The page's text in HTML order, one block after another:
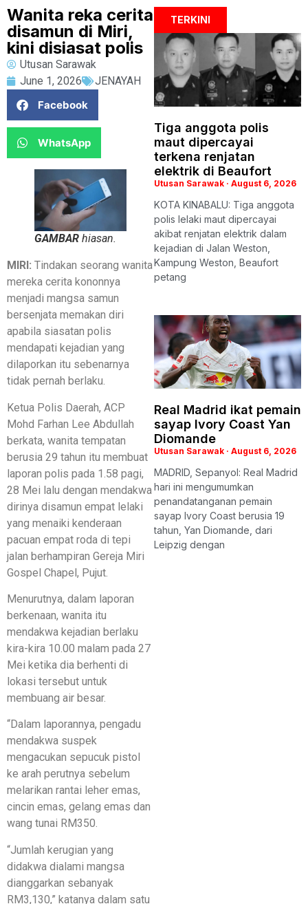
Wanita reka cerita
disamun di Miri,
kini disiasat polis
Utusan Sarawak
June 1, 2026
JENAYAH
Facebook
WhatsApp
GAMBAR hiasan.
MIRI: Tindakan seorang wanita
mereka cerita kononnya
menjadi mangsa samun
bersenjata memakan diri
apabila siasatan polis
mendapati kejadian yang
dilaporkan itu sebenarnya
tidak pernah berlaku.
Ketua Polis Daerah, ACP
Mohd Farhan Lee Abdullah
berkata, wanita tempatan
berusia 29 tahun itu membuat
laporan polis pada 1.58 pagi,
28 Mei lalu dengan mendakwa
dirinya disamun empat lelaki
yang menaiki kenderaan
pacuan empat roda di tepi
jalan berhampiran Gereja Miri
Gospel Chapel, Pujut.
Menurutnya, dalam laporan
berkenaan, wanita itu
mendakwa kejadian berlaku
kira-kira 10.00 malam pada 27
Mei ketika dia berhenti di
lokasi tersebut untuk
membuang air besar.
“Dalam laporannya, pengadu
mendakwa suspek
mengacukan sepucuk pistol
ke arah perutnya sebelum
melarikan rantai leher emas,
cincin emas, gelang emas dan
wang tunai RM350.
“Jumlah kerugian yang
didakwa dialami mangsa
dianggarkan sebanyak
RM3,130,” katanya dalam satu
TERKINI
Tiga anggota polis
maut dipercayai
terkena renjatan
elektrik di Beaufort
Utusan Sarawak August 6, 2026
KOTA KINABALU: Tiga anggota
polis lelaki maut dipercayai
akibat renjatan elektrik dalam
kejadian di Jalan Weston,
Kampung Weston, Beaufort
petang
Real Madrid ikat pemain
sayap Ivory Coast Yan
Diomande
Utusan Sarawak August 6, 2026
MADRID, Sepanyol: Real Madrid
hari ini mengumumkan
penandatanganan pemain
sayap Ivory Coast berusia 19
tahun, Yan Diomande, dari
Leipzig dengan